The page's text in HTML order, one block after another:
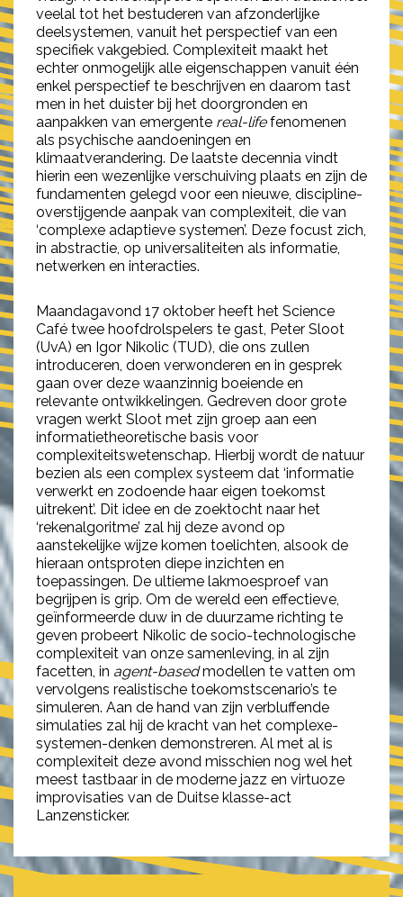
veelal tot het bestuderen van afzonderlijke
deelsystemen, vanuit het perspectief van een
specifiek vakgebied. Complexiteit maakt het
echter onmogelijk alle eigenschappen vanuit één
enkel perspectief te beschrijven en daarom tast
men in het duister bij het doorgronden en
aanpakken van emergente real-lifefenomenen
als psychische aandoeningen en
klimaatverandering. De laatste decennia vindt
hierin een wezenlijke verschuiving plaats en zijn de
fundamenten gelegd voor een nieuwe, discipline-
overstijgende aanpak van complexiteit, die van
‘complexe adaptieve systemen’. Deze focust zich,
in abstractie, op universaliteiten als informatie,
netwerken en interacties.
Maandagavond 17 oktober heeft het Science
Café twee hoofdrolspelers te gast, Peter Sloot
(UvA) en Igor Nikolic (TUD), die ons zullen
introduceren, doen verwonderen en in gesprek
gaan over deze waanzinnig boeiende en
relevante ontwikkelingen. Gedreven door grote
vragen werkt Sloot met zijn groep aan een
informatietheoretische basis voor
complexiteitswetenschap. Hierbij wordt de natuur
bezien als een complex systeem dat ‘informatie
verwerkt en zodoende haar eigen toekomst
uitrekent’. Dit idee en de zoektocht naar het
‘rekenalgoritme’ zal hij deze avond op
aanstekelijke wijze komen toelichten, alsook de
hieraan ontsproten diepe inzichten en
toepassingen. De ultieme lakmoesproef van
begrijpen is grip. Om de wereld een effectieve,
geïnformeerde duw in de duurzame richting te
geven probeert Nikolic de socio-technologische
complexiteit van onze samenleving, in al zijn
facetten, in agent-basedmodellen te vatten om
vervolgens realistische toekomstscenario’s te
simuleren. Aan de hand van zijn verbluffende
simulaties zal hij de kracht van het complexe-
systemen-denken demonstreren. Al met al is
complexiteit deze avond misschien nog wel het
meest tastbaar in de moderne jazz en virtuoze
improvisaties van de Duitse klasse-act
Lanzensticker.